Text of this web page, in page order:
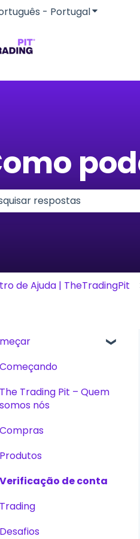
- PortugalMostrar
de Ajuda | TheTradingPit
Começando
The Trading Pit – Quem
somos nós
Compras
Produtos
Verificação de conta
Trading
Desafios